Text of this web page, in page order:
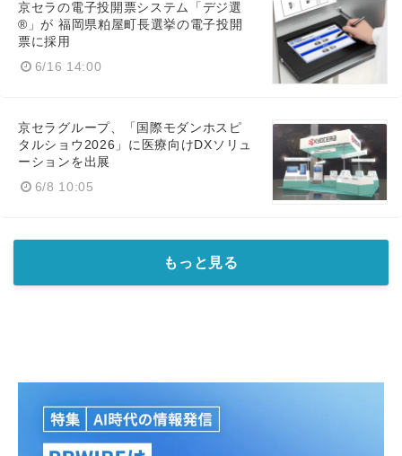
京セラの電子投開票システム「デジ選
®」が 福岡県粕屋町長選挙の電子投開
票に採用
6/16 14:00
京セラグループ、「国際モダンホスピ
タルショウ2026」に医療向けDXソリュ
ーションを出展
6/8 10:05
もっと見る